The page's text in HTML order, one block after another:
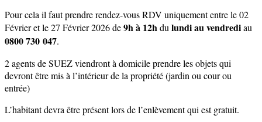
Pour cela il faut prendre rendez-vous RDV uniquement entre le 02
Février et le 27 Février 2026 de9h à 12hdu lundi au vendrediau
0800 730 047.
2 agents de SUEZ viendront à domicile prendre les objets qui
devront être mis à l’intérieur de la propriété (jardin ou cour ou
entrée)
L’habitant devra être présent lors de l’enlèvement qui est gratuit.